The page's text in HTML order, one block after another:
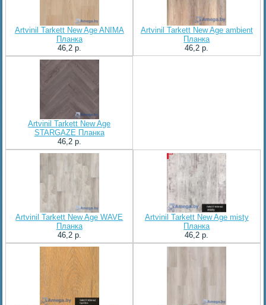
Artvinil Tarkett New Age ANIMA
Планка
46,2 p.
Artvinil Tarkett New Age ambient
Планка
46,2 p.
Artvinil Tarkett New Age
STARGAZE Планка
46,2 p.
Artvinil Tarkett New Age WAVE
Планка
46,2 p.
Artvinil Tarkett New Age misty
Планка
46,2 p.